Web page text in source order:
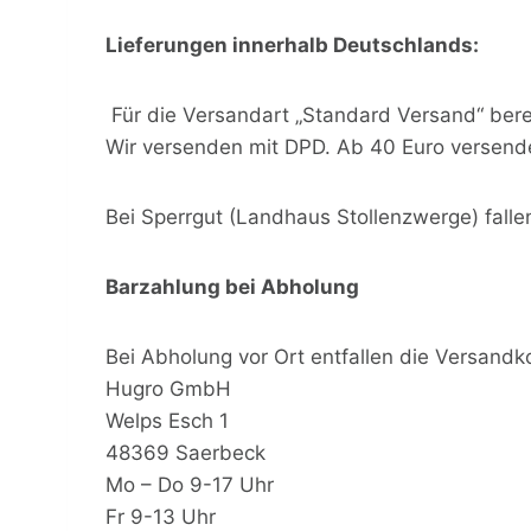
Lieferungen innerhalb Deutschlands:
Für die Versandart „Standard Versand“
Wir versenden mit DPD. Ab 40 Euro
Bei Sperrgut (Landhaus Stollenzwerge)
Barzahlung bei Abholung
Bei Abholung vor Ort entfallen die
Hugro GmbH
Welps Esch 1
48369 Saerbeck
Mo – Do 9-17 Uhr
Fr 9-13 Uhr